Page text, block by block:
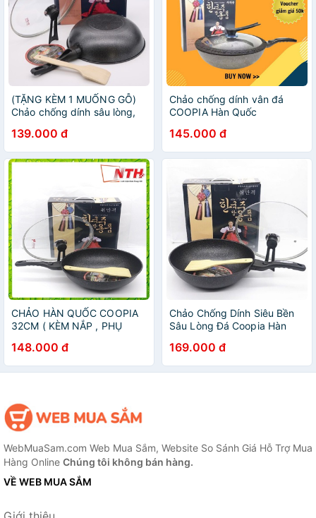
(TẶNG KÈM 1 MUỐNG GỖ)
Chảo chống dính sâu lòng,
Quốc 32-33cm có nắp kính,
dùng được các loại bếp
139.000 đ
Chảo chống dính vân đá
COOPIA Hàn Quốc
145.000 đ
CHẢO HÀN QUỐC COOPIA
32CM ( KÈM NẮP , PHỤ
148.000 đ
Chảo Chống Dính Siêu Bền
Sâu Lòng Đá Coopia Hàn
32cm + Tặng Thìa Gỗ.
169.000 đ
WebMuaSam.com Web Mua Sắm, Website So Sánh Giá Hỗ Trợ Mua
Hàng Online Chúng tôi không bán hàng.
VỀ WEB MUA SẮM